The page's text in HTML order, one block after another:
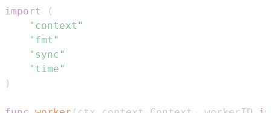
import
(
"context"
"fmt"
"sync"
"time"
)